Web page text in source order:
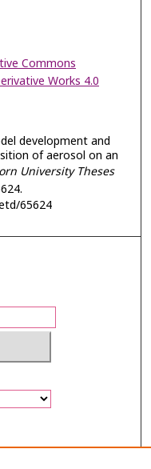
Commons
Works 4.0
development and
of aerosol on an
University Theses
65624